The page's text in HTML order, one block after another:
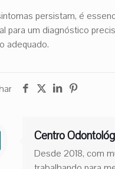
persistam, é
para um diagnóstico
adequado.
Centro
Desde 2018, com